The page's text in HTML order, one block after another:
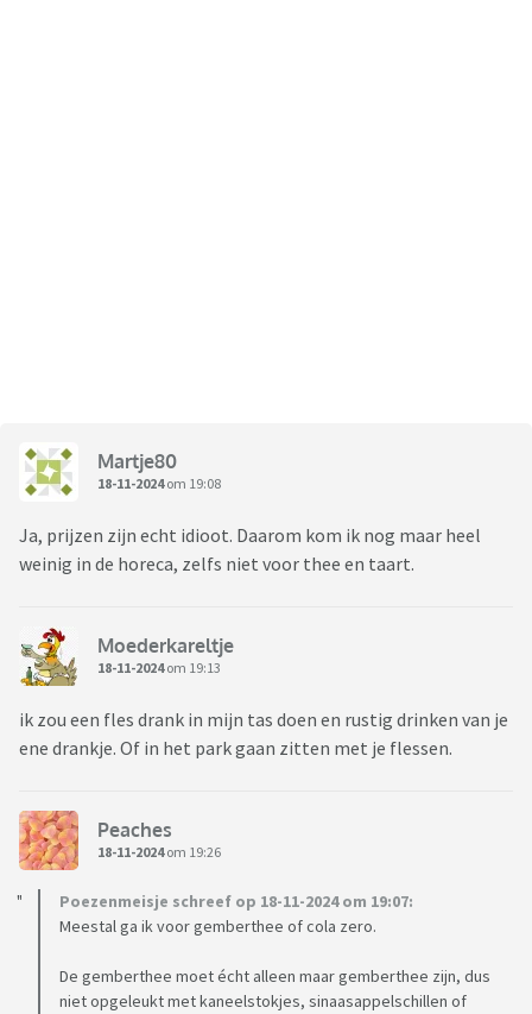
Martje80
18-11-2024om 19:08
Ja, prijzen zijn echt idioot. Daarom kom ik nog maar heel
weinig in de horeca, zelfs niet voor thee en taart.
Moederkareltje
18-11-2024om 19:13
ik zou een fles drank in mijn tas doen en rustig drinken van je
ene drankje. Of in het park gaan zitten met je flessen.
Peaches
18-11-2024om 19:26
Poezenmeisje schreef op 18-11-2024 om 19:07:
Meestal ga ik voor gemberthee of cola zero.
De gemberthee moet écht alleen maar gemberthee zijn, dus
niet opgeleukt met kaneelstokjes, sinaasappelschillen of